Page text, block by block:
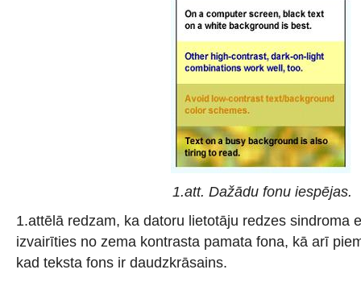
1.att. Dažādu fonu iespējas.
1.attēlā redzam, ka datoru lietotāju redzes sindroma
izvairīties no zema kontrasta pamata fona, kā arī
kad teksta fons ir daudzkrāsains.